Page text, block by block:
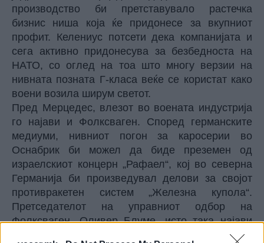
производство би претставувало растечка
бизнис ниша која ќе придонесе за вкупниот
профит. Келениус потсети дека компанијата и
сега активно придонесува за безбедноста на
НАТО, со оглед на тоа што многу верзии на
нивната позната Г-класа веќе се користат како
воени возила ширум светот.
Пред Мерцедес, влезот во воената индустрија
го најави и Фолксваген. Според германските
медиуми, нивниот погон за каросерии во
Оснабрик би можел да биде преземен од
израелскиот концерн „Рафаел“, кој во северна
Германија би произведувал делови за својот
противракетен систем „Железна купола“.
Претседателот на управниот одбор на
Фолксваген, Оливер Блуме, исто така најави
поголем ангажман во секторот за воени